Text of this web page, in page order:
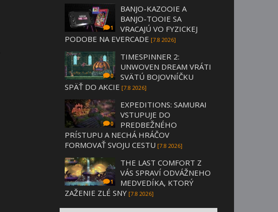
1
BANJO-KAZOOIE A
BANJO-TOOIE SA
VRACAJÚ VO FYZICKEJ
PODOBE NA EVERCADE [7.8 2026]
0
TIMESPINNER 2:
UNWOVEN DREAM VRÁTI
SVÄTÚ BOJOVNÍČKU
SPÄŤ DO AKCIE [7.8 2026]
0
EXPEDITIONS: SAMURAI
VSTUPUJE DO
PREDBEŽNÉHO
PRÍSTUPU A NECHÁ HRÁČOV
FORMOVAŤ SVOJU CESTU [7.8 2026]
1
THE LAST COMFORT Z
VÁS SPRAVÍ ODVÁŽNEHO
MEDVEDÍKA, KTORÝ
ZAŽENIE ZLÉ SNY [7.8 2026]